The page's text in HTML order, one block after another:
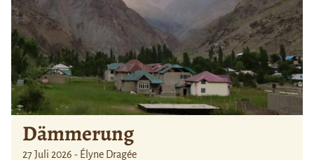
Dämmerung
27 Juli 2026 - Élyne Dragée